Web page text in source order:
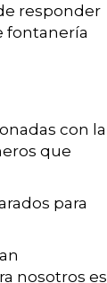
responder
fontanería
con la
que
para
nosotros es